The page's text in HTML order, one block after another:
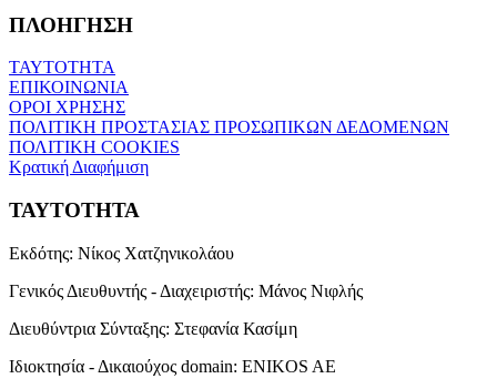
ΠΛΟΗΓΗΣΗ
ΤΑΥΤΟΤΗΤΑ
ΕΠΙΚΟΙΝΩΝΙΑ
ΟΡΟΙ ΧΡΗΣΗΣ
ΠΟΛΙΤΙΚΗ ΠΡΟΣΤΑΣΙΑΣ ΠΡΟΣΩΠΙΚΩΝ ΔΕΔΟΜΕΝΩΝ
ΠΟΛΙΤΙΚΗ COOKIES
Κρατική Διαφήμιση
ΤΑΥΤΟΤΗΤΑ
Εκδότης: Νίκος Χατζηνικολάου
Γενικός Διευθυντής - Διαχειριστής: Μάνος Νιφλής
Διευθύντρια Σύνταξης: Στεφανία Κασίμη
Ιδιοκτησία - Δικαιούχος domain: ENIKOS AE